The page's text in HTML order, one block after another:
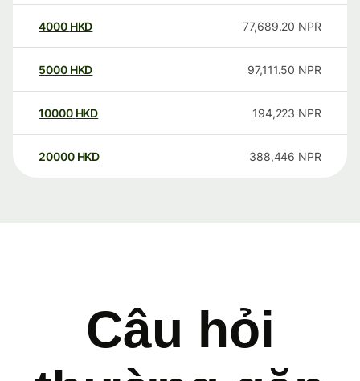
4000 HKD 77,689.20 NPR
5000 HKD 97,111.50 NPR
10000 HKD 194,223 NPR
20000 HKD 388,446 NPR
Câu hỏi